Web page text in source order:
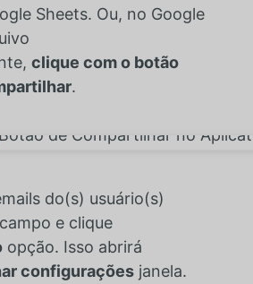
Sheets. Ou, no Google
clique com o botão
.
do(s) usuário(s)
campo e clique
opção. Isso abrirá
configurações janela.